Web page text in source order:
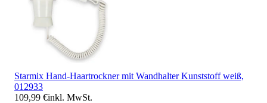
Starmix Hand-Haartrockner mit Wandhalter Kunststoff weiß,
012933
109,99 €inkl. MwSt.